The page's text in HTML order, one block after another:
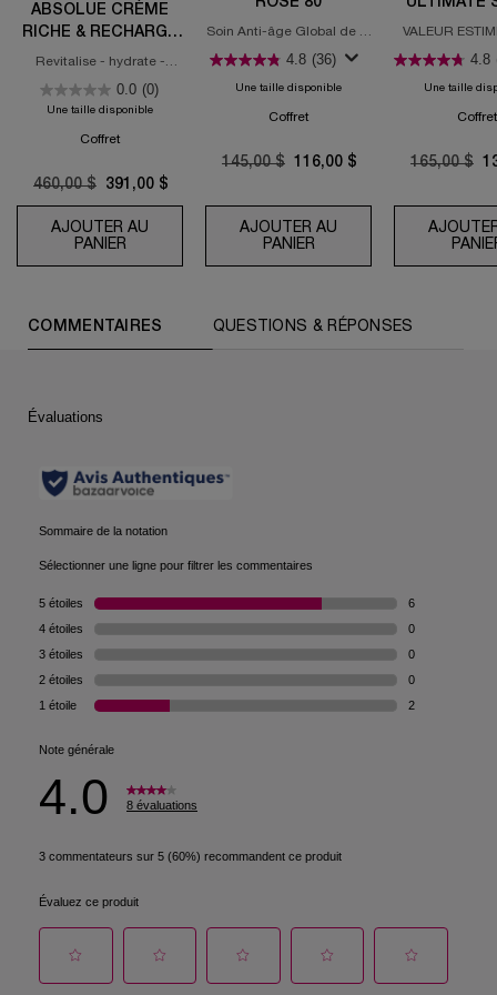
ABSOLUE CRÈME
RICHE & RECHARGE
DUO
Revitalise - hydrate -
0.0 (0)
Une taille disponible
Coffret
Old price
460,00 $ New price
391,00 $
AJOUTER AU
PANIERABSOLUE CRÈME RICHE & RECHARGE DUO
Soin Anti-âge Global de la
4.8 (36)
Une taille disponible
Coffret
Old price
145,00 $ New price
116,00 $
AJOUTER AU
PANIERROUTINE ABSOLUE
VALEUR
4.8
Une taille
Coffret
Old price
165,00 $
COMMENTAIRES QUESTIONS & RÉPONSES